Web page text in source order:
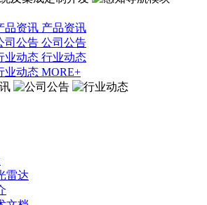
产品资讯
公司公告
行业动态
MORE+
雷达